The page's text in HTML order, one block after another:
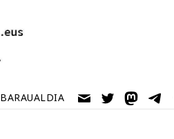
BARAUALDIA